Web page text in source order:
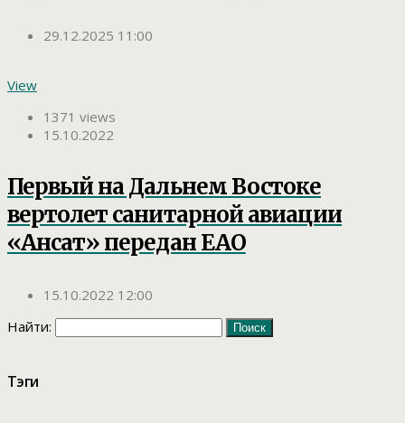
29.12.2025 11:00
View
1371 views
15.10.2022
Первый на Дальнем Востоке
вертолет санитарной авиации
«Ансат» передан ЕАО
15.10.2022 12:00
Найти:
Тэги